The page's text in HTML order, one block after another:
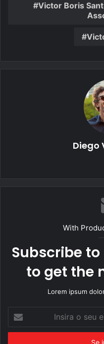
Victor Boris
Diego
With
Subscribe
to get the
Lorem ipsum
seu